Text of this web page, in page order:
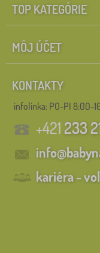
TOP KATEGÓRIE
MÔJ ÚČET
KONTAKTY
infolinka: PO-PI 8:00-
+421233
kariéra -